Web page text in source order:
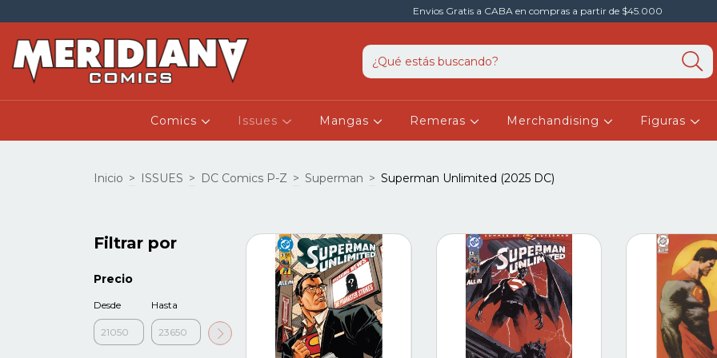
Envios Gratis a CABA en compras a partir de $45.000
Comics Issues Mangas Remeras Merchandising Figuras
Inicio > ISSUES > DC Comics P-Z > Superman > Superman Unlimited (2025 DC)
Filtrar por
Precio
Desde Hasta